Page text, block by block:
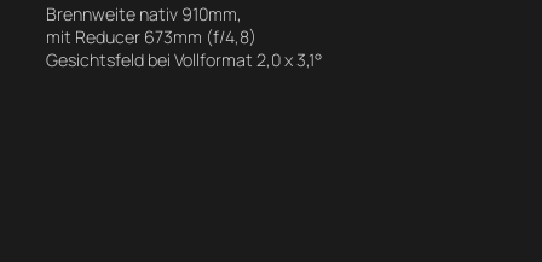
Brennweite nativ 910mm,
mit Reducer 673mm (f/4,8)
Gesichtsfeld bei Vollformat 2,0 x 3,1°